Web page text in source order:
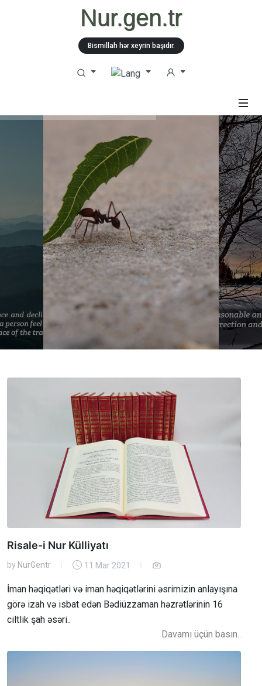
Nur.gen.tr
Bismillah hər xeyrin başıdır.
Risale-i Nur Külliyatı
by NurGentr 11 Mar 2021
İman həqiqətləri və iman həqiqətlərini əsrimizin anlayışına
görə izah və isbat edən Bədiüzzaman həzrətlərinin 16
ciltlik şah əsəri..
Davamı üçün basın..